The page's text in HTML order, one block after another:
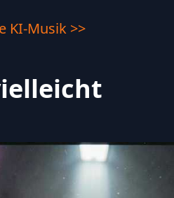
KI-Musik >>